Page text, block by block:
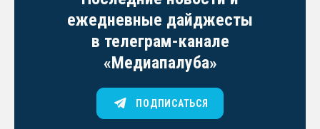
ежедневные дайджесты
в телеграм-канале
«Медиапалуба»
ПОДПИСАТЬСЯ